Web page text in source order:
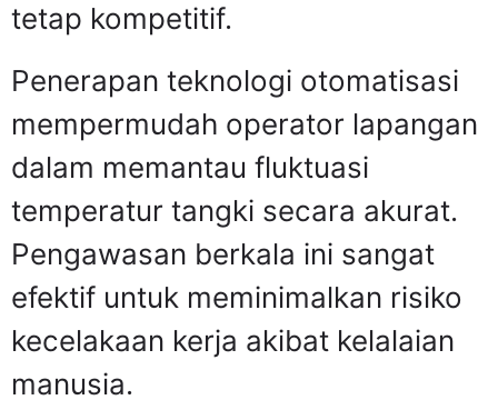
tetap kompetitif.
Penerapan teknologi otomatisasi
mempermudah operator lapangan
dalam memantau fluktuasi
temperatur tangki secara akurat.
Pengawasan berkala ini sangat
efektif untuk meminimalkan risiko
kecelakaan kerja akibat kelalaian
manusia.